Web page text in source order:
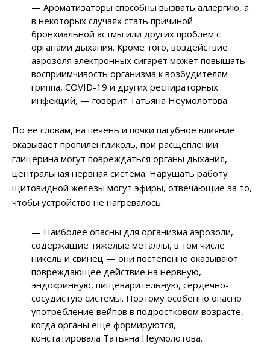
— Ароматизаторы способны вызвать аллергию, а
в некоторых случаях стать причиной
бронхиальной астмы или других проблем с
органами дыхания. Кроме того, воздействие
аэрозоля электронных сигарет может повышать
восприимчивость организма к возбудителям
гриппа, COVID-19 и других респираторных
инфекций, — говорит Татьяна Неумолотова.
По ее словам, на печень и почки пагубное влияние
оказывает пропиленгликоль, при расщеплении
глицерина могут повреждаться органы дыхания,
центральная нервная система. Нарушать работу
щитовидной железы могут эфиры, отвечающие за то,
чтобы устройство не нагревалось.
— Наиболее опасны для организма аэрозоли,
содержащие тяжелые металлы, в том числе
никель и свинец — они постепенно оказывают
повреждающее действие на нервную,
эндокринную, пищеварительную, сердечно-
сосудистую системы. Поэтому особенно опасно
употребление вейпов в подростковом возрасте,
когда органы еще формируются, —
констатировала Татьяна Неумолотова.